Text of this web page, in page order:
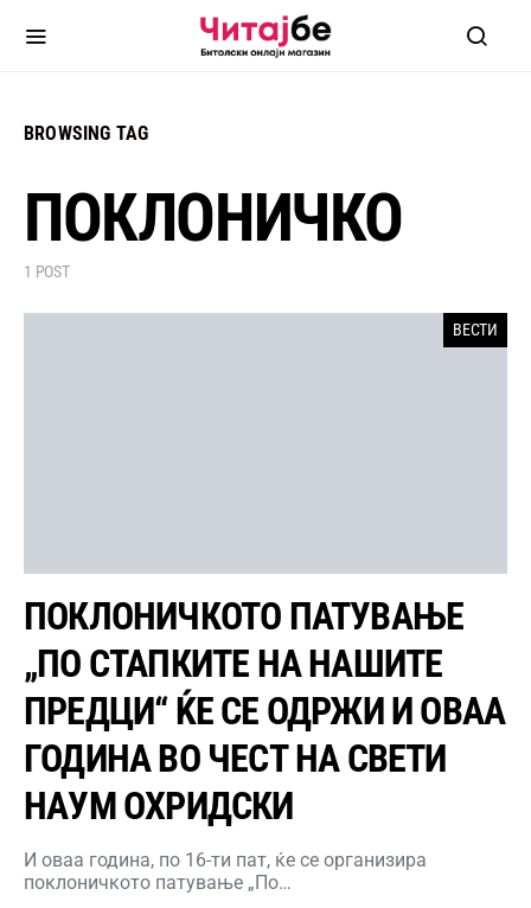
BROWSING TAG
ПОКЛОНИЧКО
1 POST
ВЕСТИ
ПОКЛОНИЧКОТО ПАТУВАЊЕ
„ПО СТАПКИТЕ НА НАШИТЕ
ПРЕДЦИ“ ЌЕ СЕ ОДРЖИ И ОВАА
ГОДИНА ВО ЧЕСТ НА СВЕТИ
НАУМ ОХРИДСКИ
И оваа година, по 16-ти пат, ќе се организира
поклоничкото патување „По…